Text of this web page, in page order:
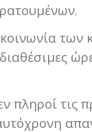
πληροί τις